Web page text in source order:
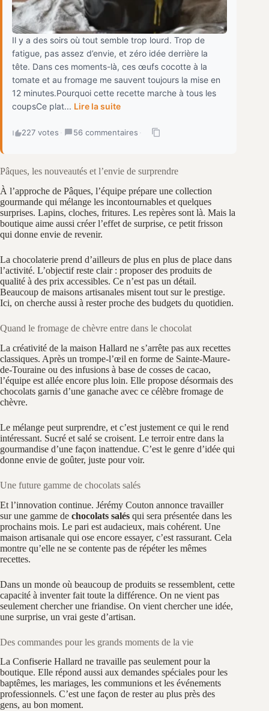
Il y a des soirs où tout semble trop lourd. Trop de
fatigue, pas assez d’envie, et zéro idée derrière la
tête. Dans ces moments-là, ces œufs cocotte à la
tomate et au fromage me sauvent toujours la mise en
12 minutes.Pourquoi cette recette marche à tous les
coupsCe plat... Lire la suite
227 votes · 56 commentaires ·
Pâques, les nouveautés et l’envie de surprendre
À l’approche de Pâques, l’équipe prépare une collection
gourmande qui mélange les incontournables et quelques
surprises. Lapins, cloches, fritures. Les repères sont là. Mais la
boutique aime aussi créer l’effet de surprise, ce petit frisson
qui donne envie de revenir.
La chocolaterie prend d’ailleurs de plus en plus de place dans
l’activité. L’objectif reste clair : proposer des produits de
qualité à des prix accessibles. Ce n’est pas un détail.
Beaucoup de maisons artisanales misent tout sur le prestige.
Ici, on cherche aussi à rester proche des budgets du quotidien.
Quand le fromage de chèvre entre dans le chocolat
La créativité de la maison Hallard ne s’arrête pas aux recettes
classiques. Après un trompe-l’œil en forme de Sainte-Maure-
de-Touraine ou des infusions à base de cosses de cacao,
l’équipe est allée encore plus loin. Elle propose désormais des
chocolats garnis d’une ganache avec ce célèbre fromage de
chèvre.
Le mélange peut surprendre, et c’est justement ce qui le rend
intéressant. Sucré et salé se croisent. Le terroir entre dans la
gourmandise d’une façon inattendue. C’est le genre d’idée qui
donne envie de goûter, juste pour voir.
Une future gamme de chocolats salés
Et l’innovation continue. Jérémy Couton annonce travailler
sur une gamme de chocolats salés qui sera présentée dans les
prochains mois. Le pari est audacieux, mais cohérent. Une
maison artisanale qui ose encore essayer, c’est rassurant. Cela
montre qu’elle ne se contente pas de répéter les mêmes
recettes.
Dans un monde où beaucoup de produits se ressemblent, cette
capacité à inventer fait toute la différence. On ne vient pas
seulement chercher une friandise. On vient chercher une idée,
une surprise, un vrai geste d’artisan.
Des commandes pour les grands moments de la vie
La Confiserie Hallard ne travaille pas seulement pour la
boutique. Elle répond aussi aux demandes spéciales pour les
baptêmes, les mariages, les communions et les événements
professionnels. C’est une façon de rester au plus près des
gens, au bon moment.